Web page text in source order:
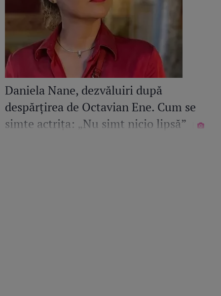
Daniela Nane, dezvăluiri după
despărțirea de Octavian Ene. Cum se
simte actrița: „Nu simt nicio lipsă”